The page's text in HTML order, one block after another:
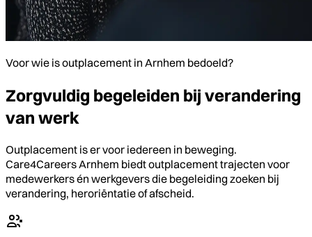
Voor wie is outplacement in Arnhem bedoeld?
Zorgvuldig begeleiden bij verandering
van werk
Outplacement is er voor iedereen in beweging.
Care4Careers Arnhem biedt outplacement trajecten voor
medewerkers én werkgevers die begeleiding zoeken bij
verandering, heroriëntatie of afscheid.